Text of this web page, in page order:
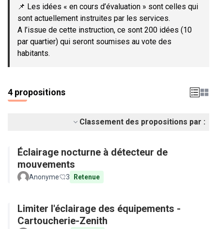
📌 Les idées « en cours d’évaluation » sont celles qui
sont actuellement instruites par les services.
A l’issue de cette instruction, ce sont 200 idées (10
par quartier) qui seront soumises au vote des
habitants.
4 propositions
Classement des propositions par :
Éclairage nocturne à détecteur de
mouvements
Anonyme 3 Retenue
Limiter l'éclairage des équipements -
Cartoucherie-Zenith